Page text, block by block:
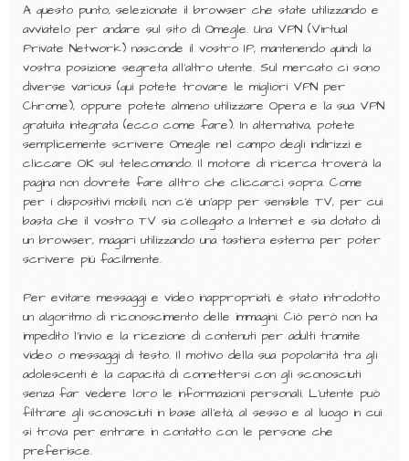
A questo punto, selezionate il browser che state utilizzando e
avviatelo per andare sul sito di Omegle. Una VPN (Virtual
Private Network) nasconde il vostro IP, mantenendo quindi la
vostra posizione segreta all’altro utente. Sul mercato ci sono
diverse various (qui potete trovare le migliori VPN per
Chrome), oppure potete almeno utilizzare Opera e la sua VPN
gratuita integrata (ecco come fare). In alternativa, potete
semplicemente scrivere Omegle nel campo degli indirizzi e
cliccare OK sul telecomando. Il motore di ricerca troverà la
pagina non dovrete fare alltro che cliccarci sopra. Come
per i dispositivi mobili, non c’è un’app per sensible TV, per cui
basta che il vostro TV sia collegato a Internet e sia dotato di
un browser, magari utilizzando una tastiera esterna per poter
scrivere più facilmente.
Per evitare messaggi e video inappropriati, è stato introdotto
un algoritmo di riconoscimento delle immagini. Ciò però non ha
impedito l’invio e la ricezione di contenuti per adulti tramite
video o messaggi di testo. Il motivo della sua popolarità tra gli
adolescenti è la capacità di connettersi con gli sconosciuti
senza far vedere loro le informazioni personali. L’utente può
filtrare gli sconosciuti in base all’età, al sesso e al luogo in cui
si trova per entrare in contatto con le persone che
preferisce.